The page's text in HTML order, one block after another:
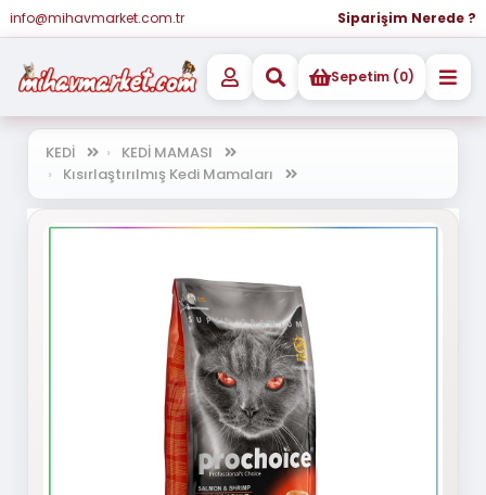
info@mihavmarket.com.tr Siparişim Nerede ?
Sepetim (0)
KEDİ
KEDİ MAMASI
Kısırlaştırılmış Kedi Mamaları